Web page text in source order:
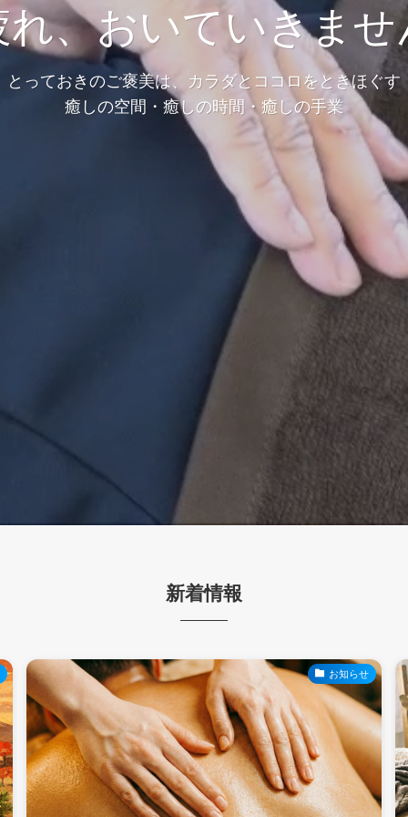
れ、おいていきませ
とっておきのご褒美は、カラダとココロをときほぐす
癒しの空間・癒しの時間・癒しの手業
新着情報
お知らせ